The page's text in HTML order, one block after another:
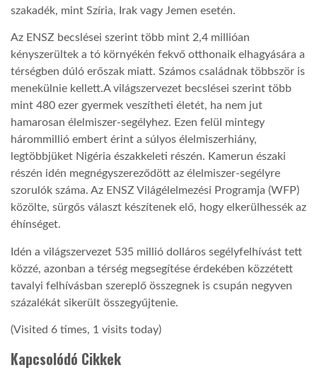
szakadék, mint Szíria, Irak vagy Jemen esetén.
Az ENSZ becslései szerint több mint 2,4 millióan
kényszerültek a tó környékén fekvő otthonaik elhagyására a
térségben dúló erőszak miatt. Számos családnak többször is
menekülnie kellett.A világszervezet becslései szerint több
mint 480 ezer gyermek veszítheti életét, ha nem jut
hamarosan élelmiszer-segélyhez. Ezen felül mintegy
hárommillió embert érint a súlyos élelmiszerhiány,
legtöbbjüket Nigéria északkeleti részén. Kamerun északi
részén idén megnégyszereződött az élelmiszer-segélyre
szorulók száma. Az ENSZ Világélelmezési Programja (WFP)
közölte, sürgős választ készítenek elő, hogy elkerülhessék az
éhínséget.
Idén a világszervezet 535 millió dolláros segélyfelhívást tett
közzé, azonban a térség megsegítése érdekében közzétett
tavalyi felhívásban szereplő összegnek is csupán negyven
százalékát sikerült összegyűjtenie.
(Visited 6 times, 1 visits today)
Kapcsolódó Cikkek